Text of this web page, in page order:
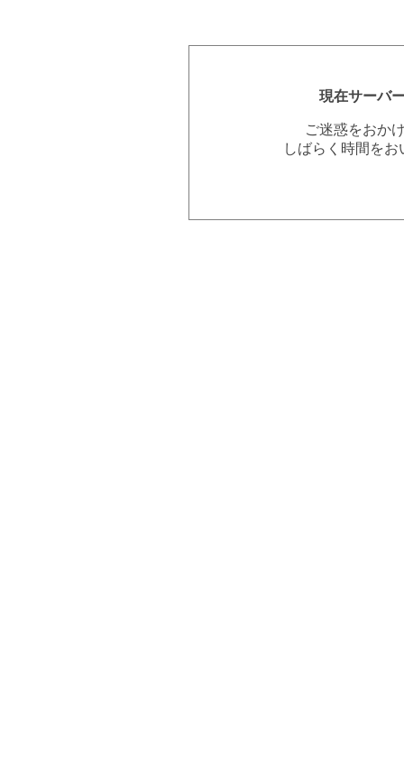
現在サーバ
ご迷惑をおか
しばらく時間を